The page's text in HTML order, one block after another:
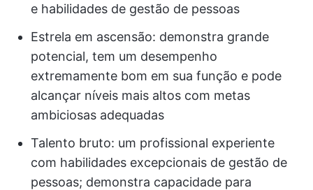
e habilidades de gestão de pessoas
Estrela em ascensão: demonstra grande
potencial, tem um desempenho
extremamente bom em sua função e pode
alcançar níveis mais altos com metas
ambiciosas adequadas
Talento bruto: um profissional experiente
com habilidades excepcionais de gestão de
pessoas; demonstra capacidade para